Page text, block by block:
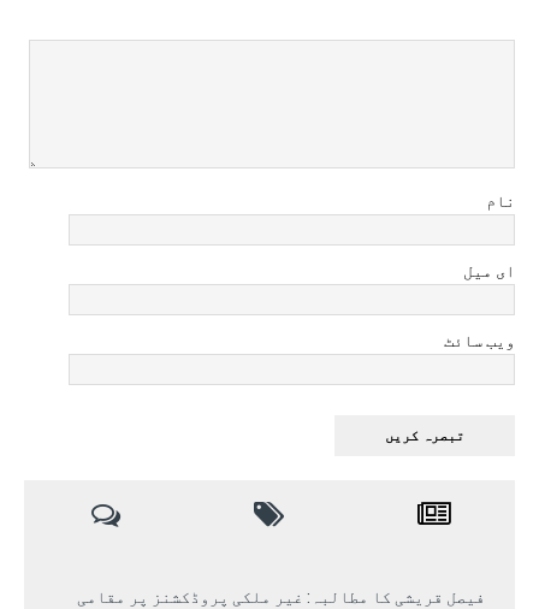
نام
ای میل
ویب سائٹ
فیصل قریشی کا مطالبہ: غیر ملکی پروڈکشنز پر مقامی